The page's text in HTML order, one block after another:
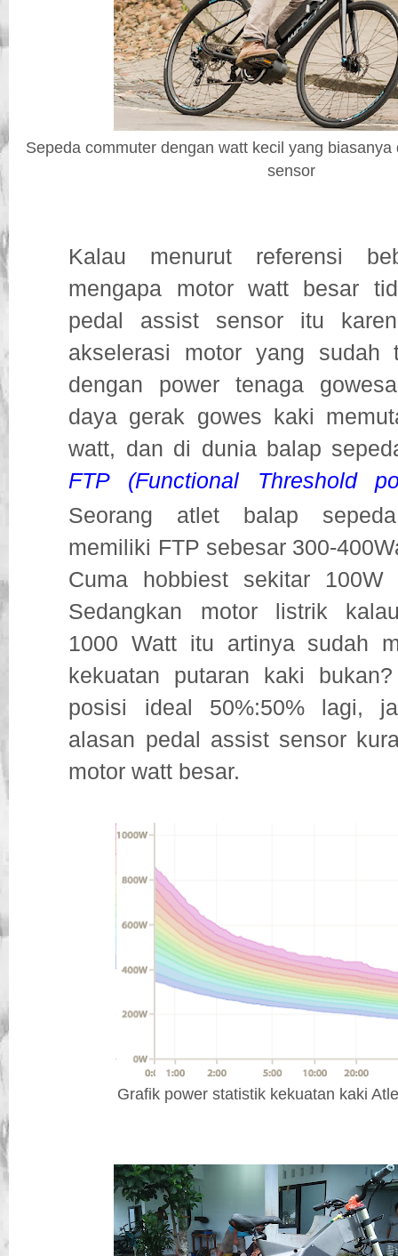
Sepeda commuter dengan watt kecil yang
sensor
Kalau menurut referensi
mengapa motor watt besar
pedal assist sensor itu
akselerasi motor yang sudah
dengan power tenaga
daya gerak gowes kaki
watt, dan di dunia balap
FTP (Functional Threshold
Seorang atlet balap
memiliki FTP sebesar 300-
Cuma hobbiest sekitar
Sedangkan motor listrik
1000 Watt itu artinya sudah
kekuatan putaran kaki
posisi ideal 50%:50% lagi,
alasan pedal assist sensor
motor watt besar.
Grafik power statistik kekuatan kaki